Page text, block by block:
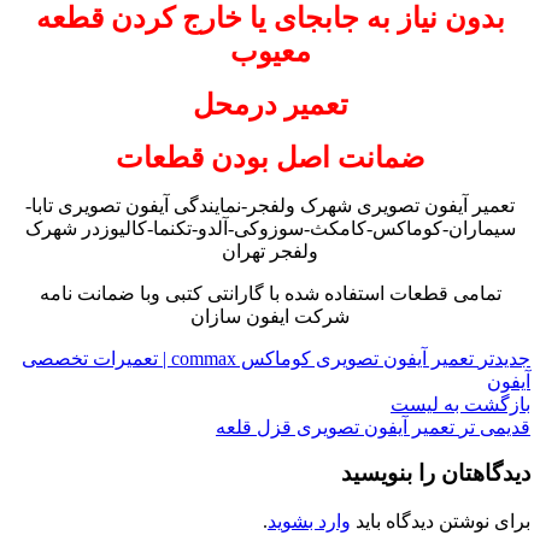
بدون نیاز به جابجای یا خارج کردن قطعه
معیوب
تعمیر درمحل
ضمانت اصل بودن قطعات
تعمیر آیفون تصویری شهرک ولفجر-نمایندگی آیفون تصویری تابا-
سیماران-کوماکس-کامکث-سوزوکی-آلدو-تکنما-کالیوزدر شهرک
ولفجر تهران
تمامی قطعات استفاده شده با گارانتی کتبی وبا ضمانت نامه
شرکت ایفون سازان
جدیدتر
تعمیر آیفون تصویری کوماکس commax | تعمیرات تخصصی
آیفون
بازگشت به لیست
قدیمی تر تعمیر آیفون تصویری قزل قلعه
دیدگاهتان را بنویسید
برای نوشتن دیدگاه باید وارد بشوید.